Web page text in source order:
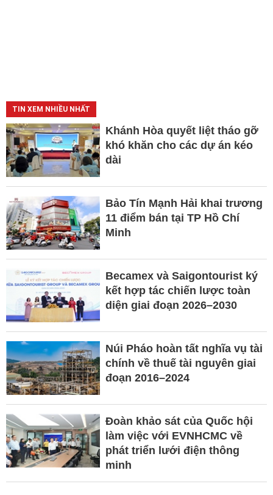
TIN XEM NHIỀU NHẤT
Khánh Hòa quyết liệt tháo gỡ
khó khăn cho các dự án kéo
dài
Bảo Tín Mạnh Hải khai trương
11 điểm bán tại TP Hồ Chí
Minh
Becamex và Saigontourist ký
kết hợp tác chiến lược toàn
diện giai đoạn 2026–2030
Núi Pháo hoàn tất nghĩa vụ tài
chính về thuế tài nguyên giai
đoạn 2016–2024
Đoàn khảo sát của Quốc hội
làm việc với EVNHCMC về
phát triển lưới điện thông
minh